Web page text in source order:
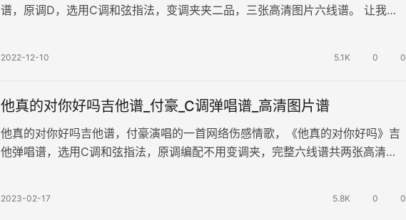
谱，原调D，选用C调和弦指法，变调夹夹二品，三张高清图片六线谱。 让我再
2022-12-10 5.1K 0 0
他真的对你好吗吉他谱_付豪_C调弹唱谱_高清图片谱
他真的对你好吗吉他谱，付豪演唱的一首网络伤感情歌，《他真的对你好吗》吉
他弹唱谱，选用C调和弦指法，原调编配不用变调夹，完整六线谱共两张高清图
2023-02-17 5.8K 0 0